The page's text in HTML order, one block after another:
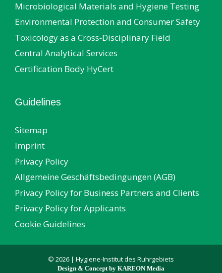
Microbiological Materials and Hygiene Testing
Environmental Protection and Consumer Safety
Toxicology as a Cross-Disciplinary Field
Central Analytical Services
Certification Body HyCert
Guidelines
Sitemap
Imprint
Privacy Policy
Allgemeine Geschäftsbedingungen (AGB)
Privacy Policy for Business Partners and Clients
Privacy Policy for Applicants
Cookie Guidelines
© 2026 | Hygiene-Institut des Ruhrgebiets
Design & Concept by KAREON Media